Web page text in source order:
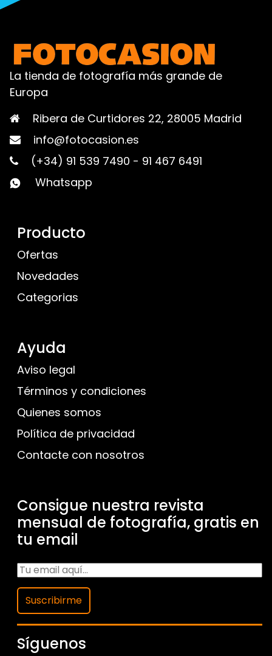
La tienda de fotografía más grande de
Europa
Ribera de Curtidores 22, 28005 Madrid
info@fotocasion.es
(+34) 91 539 7490 - 91 467 6491
Whatsapp
Producto
Ofertas
Novedades
Categorias
Ayuda
Aviso legal
Términos y condiciones
Quienes somos
Política de privacidad
Contacte con nosotros
Consigue nuestra revista
mensual de fotografía, gratis en
tu email
Suscribirme
Síguenos